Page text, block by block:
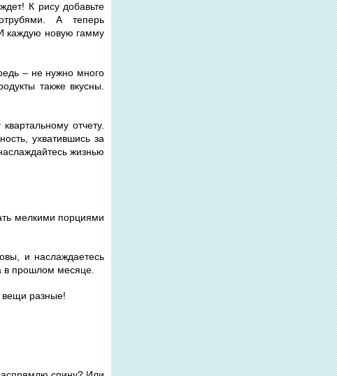
К рису добавьте
А теперь
каждую новую гамму
– не нужно много
также вкусны.
отчету.
ухватившись за
жизнью
мелкими порциями
и наслаждаетесь
в прошлом месяце.
вещи разные!